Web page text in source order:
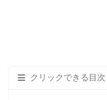
クリックできる目次